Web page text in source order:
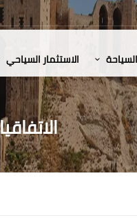
الاستثمار السياحي